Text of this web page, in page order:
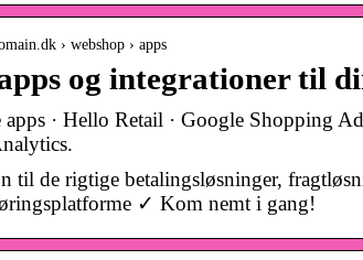
› webshop › apps
og integrationer til
· Hello Retail · Google Shopping
til de rigtige betalingsløsninger,
✓ Kom nemt i gang!